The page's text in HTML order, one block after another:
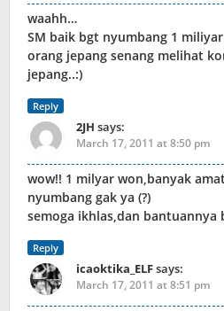
waahh…
SM baik bgt nyumbang 1
orang jepang senang melihat
jepang..:)
Reply
2JH says:
March 17, 2011 at 8:50 pm
wow!! 1 milyar won,banyak
nyumbang gak ya (?)
semoga ikhlas,dan bantuannya
Reply
icaoktika_ELFsays:
March 17, 2011 at 8:51 pm